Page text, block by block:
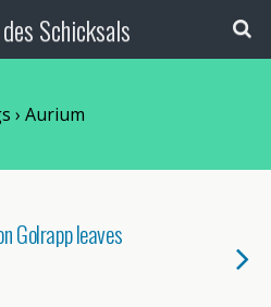
Schicksals
› Aurium
Golrapp leaves